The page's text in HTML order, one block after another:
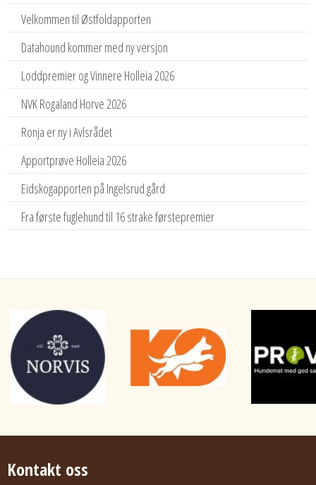
Velkommen til Østfoldapporten
Datahound kommer med ny versjon
Loddpremier og Vinnere Holleia 2026
NVK Rogaland Horve 2026
Ronja er ny i Avlsrådet
Apportprøve Holleia 2026
Eidskogapporten på Ingelsrud gård
Fra første fuglehund til 16 strake førstepremier
Kontakt oss